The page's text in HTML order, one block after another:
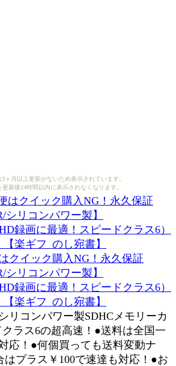
ヶ月以上更新がないため表示されています。
更新後24時間以内に表示されなくなります。
クイック購入NG！永久保証
シリコンパワー製】
録画に最適！スピードクラス6）
楽ギフ_のし宛書】
リコンパワー製SDHCメモリーカ
ラス6の超高速！●送料は全国一
応！●何個買っても送料変動ナ
はプラス￥100で速達も対応！●お